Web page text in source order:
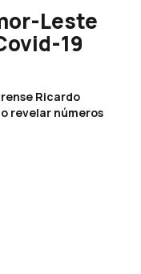
Leste
19
Ricardo
revelar números